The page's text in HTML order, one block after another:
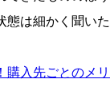
態は細かく聞いた
購入先ごとのメリ